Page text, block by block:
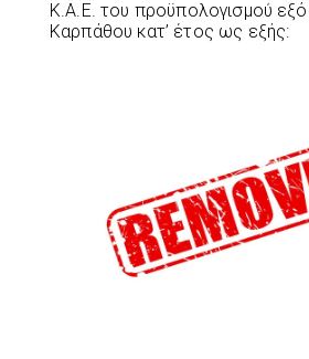
Κ.Α.Ε. του προϋπολογισμού
Καρπάθου κατ’ έτος ως εξής: